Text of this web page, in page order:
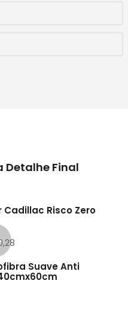
Detalhe Final
Cadillac Risco Zero
,28
Suave Anti